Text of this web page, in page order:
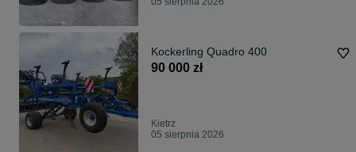
Kockerling Quadro 400
90 000 zł
Kietrz
05 sierpnia 2026